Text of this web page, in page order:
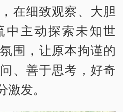
在细致观察、大胆
中主动探索未知世
围，让原本拘谨的
、善于思考，好奇
发。